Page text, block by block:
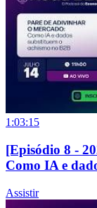
1:03:15
[Episódio 8 -
Como IA e
Assistir